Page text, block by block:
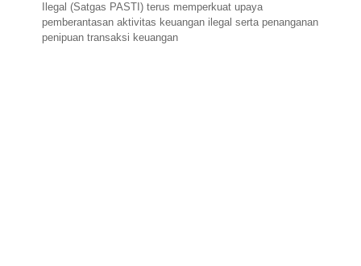
Ilegal (Satgas PASTI) terus memperkuat upaya
pemberantasan aktivitas keuangan ilegal serta penanganan
penipuan transaksi keuangan